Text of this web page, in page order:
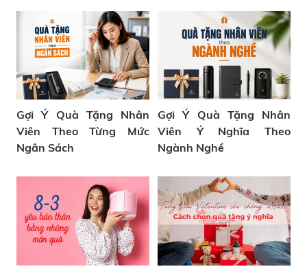
Gợi Ý Quà Tặng Nhân
Viên Theo Từng Mức
Ngân Sách
Gợi Ý Quà Tặng Nhân
Viên Ý Nghĩa Theo
Ngành Nghề